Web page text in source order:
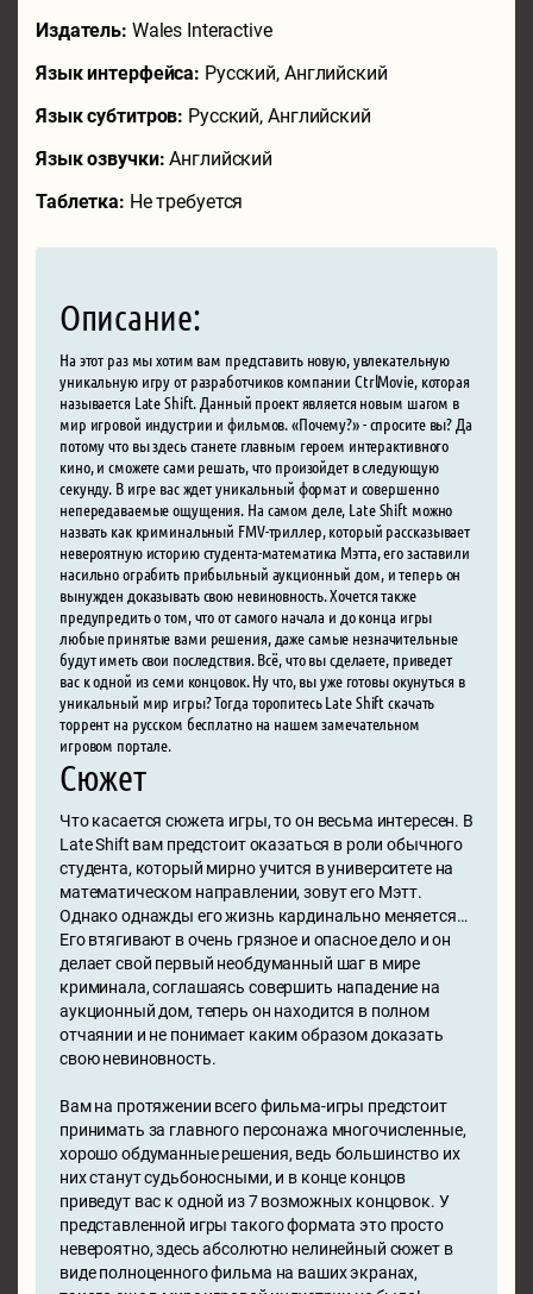
Издатель: Wales Interactive
Язык интерфейса: Русский, Английский
Язык субтитров: Русский, Английский
Язык озвучки:Английский
Таблетка: Не требуется
Описание:
На этот раз мы хотим вам представить новую, увлекательную
уникальную игру от разработчиков компании CtrlMovie, которая
называется Late Shift. Данный проект является новым шагом в
мир игровой индустрии и фильмов. «Почему?» - спросите вы? Да
потому что вы здесь станете главным героем интерактивного
кино, и сможете сами решать, что произойдет в следующую
секунду. В игре вас ждет уникальный формат и совершенно
непередаваемые ощущения. На самом деле, Late Shift можно
назвать как криминальный FMV-триллер, который рассказывает
невероятную историю студента-математика Мэтта, его заставили
насильно ограбить прибыльный аукционный дом, и теперь он
вынужден доказывать свою невиновность. Хочется также
предупредить о том, что от самого начала и до конца игры
любые принятые вами решения, даже самые незначительные
будут иметь свои последствия. Всё, что вы сделаете, приведет
вас к одной из семи концовок. Ну что, вы уже готовы окунуться в
уникальный мир игры? Тогда торопитесь Late Shift скачать
торрент на русском бесплатно на нашем замечательном
игровом портале.
Сюжет
Что касается сюжета игры, то он весьма интересен. В
Late Shift вам предстоит оказаться в роли обычного
студента, который мирно учится в университете на
математическом направлении, зовут его Мэтт.
Однако однажды его жизнь кардинально меняется…
Его втягивают в очень грязное и опасное дело и он
делает свой первый необдуманный шаг в мире
криминала, соглашаясь совершить нападение на
аукционный дом, теперь он находится в полном
отчаянии и не понимает каким образом доказать
свою невиновность.
Вам на протяжении всего фильма-игры предстоит
принимать за главного персонажа многочисленные,
хорошо обдуманные решения, ведь большинство их
них станут судьбоносными, и в конце концов
приведут вас к одной из 7 возможных концовок. У
представленной игры такого формата это просто
невероятно, здесь абсолютно нелинейный сюжет в
виде полноценного фильма на ваших экранах,